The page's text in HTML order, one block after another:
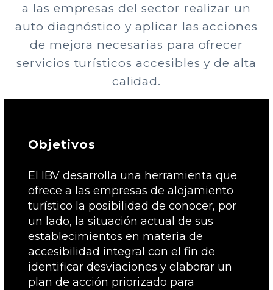
a las empresas del sector realizar un
auto diagnóstico y aplicar las acciones
de mejora necesarias para ofrecer
servicios turísticos accesibles y de alta
calidad.
Objetivos
El IBV desarrolla una herramienta que
ofrece a las empresas de alojamiento
turístico la posibilidad de conocer, por
un lado, la situación actual de sus
establecimientos en materia de
accesibilidad integral con el fin de
identificar desviaciones y elaborar un
plan de acción priorizado para